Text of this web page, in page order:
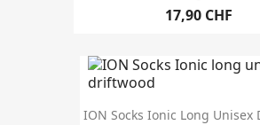
Produttori
17,90 CHF
ION Socks Ionic Long Unisex